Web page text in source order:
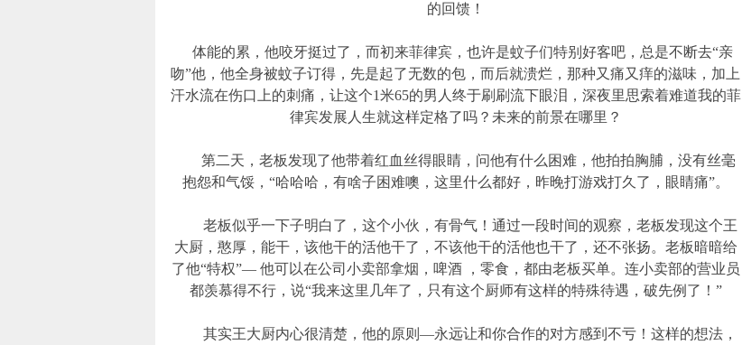
的回馈！
体能的累，他咬牙挺过了，而初来菲律宾，也许是蚊子们特别好客吧，总是不断去“亲
吻”他，他全身被蚊子订得，先是起了无数的包，而后就溃烂，那种又痛又痒的滋味，加上
汗水流在伤口上的刺痛，让这个1米65的男人终于刷刷流下眼泪，深夜里思索着难道我的菲
律宾发展人生就这样定格了吗？未来的前景在哪里？
第二天，老板发现了他带着红血丝得眼睛，问他有什么困难，他拍拍胸脯，没有丝毫
抱怨和气馁，“哈哈哈，有啥子困难噢，这里什么都好，昨晚打游戏打久了，眼睛痛”。
老板似乎一下子明白了，这个小伙，有骨气！通过一段时间的观察，老板发现这个王
大厨，憨厚，能干，该他干的活他干了，不该他干的活他也干了，还不张扬。老板暗暗给
了他“特权”— 他可以在公司小卖部拿烟，啤酒 ，零食，都由老板买单。连小卖部的营业员
都羡慕得不行，说“我来这里几年了，只有这个厨师有这样的特殊待遇，破先例了！”
其实王大厨内心很清楚，他的原则—永远让和你合作的对方感到不亏！这样的想法，